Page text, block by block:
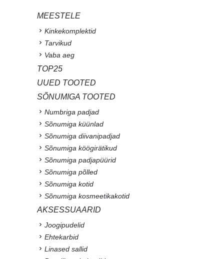
MEESTELE
Kinkekomplektid
Tarvikud
Vaba aeg
TOP25
UUED TOOTED
SÕNUMIGA TOOTED
Numbriga padjad
Sõnumiga küünlad
Sõnumiga diivanipadjad
Sõnumiga köögirätikud
Sõnumiga padjapüürid
Sõnumiga põlled
Sõnumiga kotid
Sõnumiga kosmeetikakotid
AKSESSUAARID
Joogipudelid
Ehtekarbid
Linased sallid